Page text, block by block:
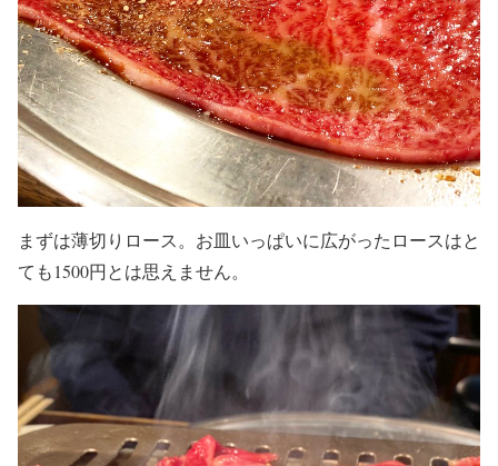
まずは薄切りロース。お皿いっぱいに広がったロースはと
ても1500円とは思えません。